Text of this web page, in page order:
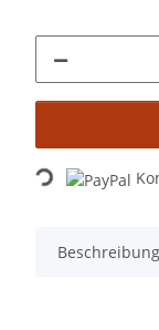
Loading...
Beschreibung